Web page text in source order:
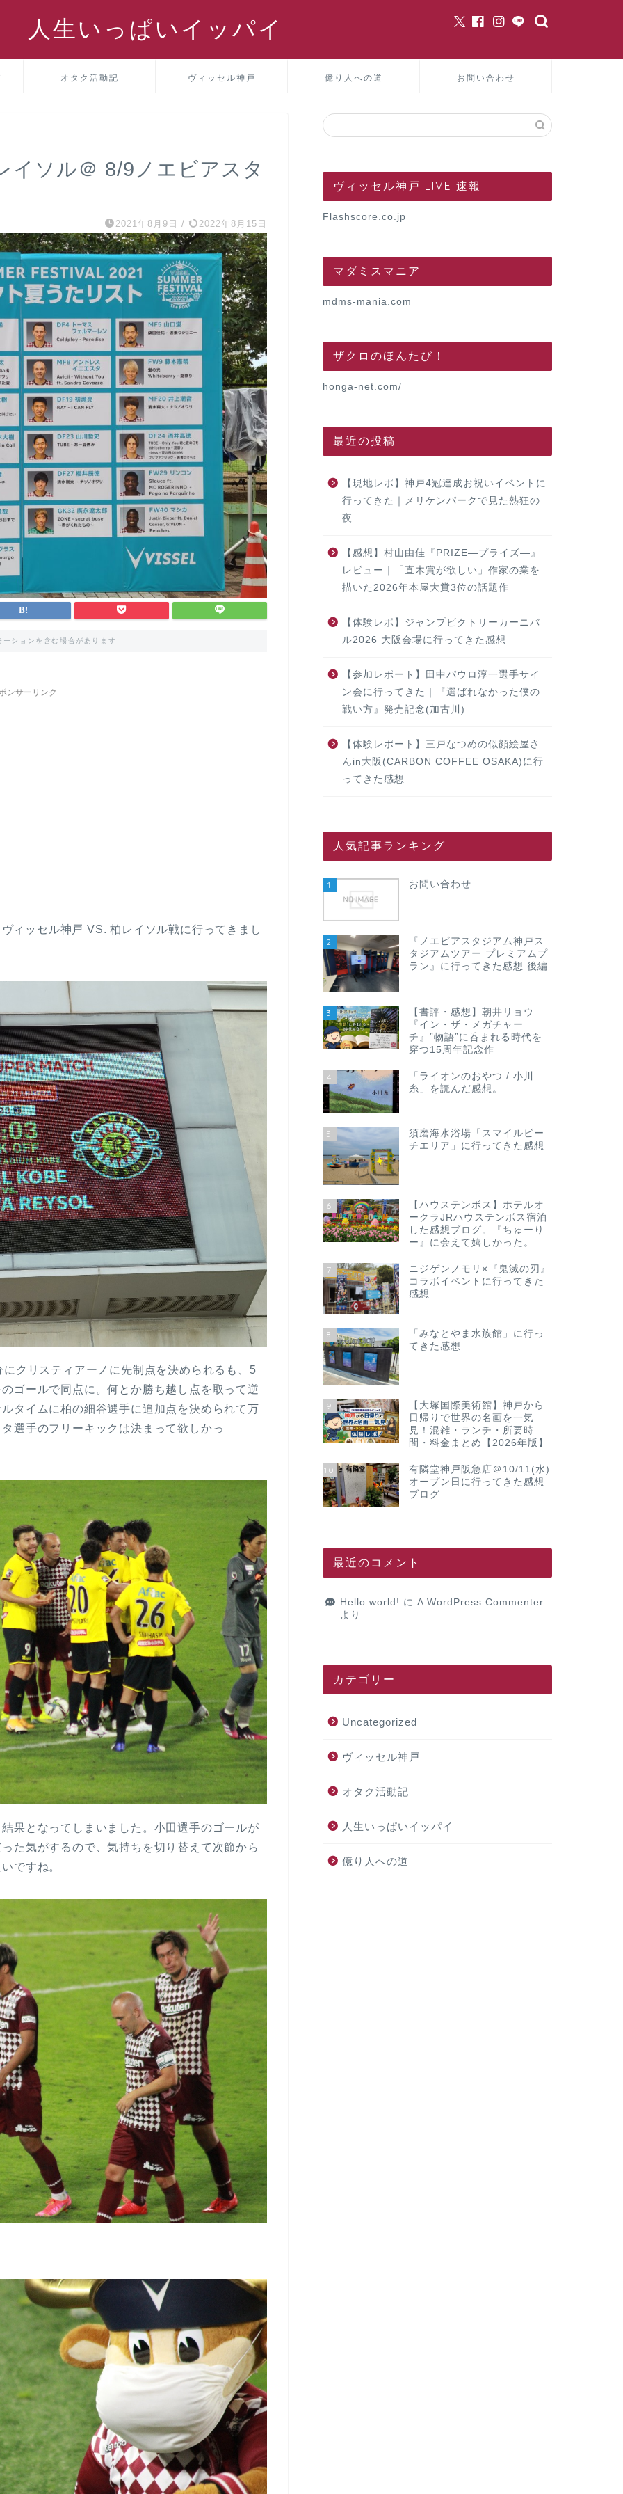
人生いっぱいイッパイ
オタク活動記 ヴィッセル神戸 億り人への道 お問い合わせ
イソル＠ 8/9ノエビアスタ
2021年8月9日 / 2022年8月15日
ーションを含む場合があります
ンサーリンク
ィッセル神戸 VS. 柏レイソル戦に行ってきまし
クリスティアーノに先制点を決められるも、5
ゴールで同点に。何とか勝ち越し点を取って逆
タイムに柏の細谷選手に追加点を決められて万
選手のフリーキックは決まって欲しかっ
果となってしまいました。小田選手のゴールが
た気がするので、気持ちを切り替えて次節から
ですね。
ヴィッセル神戸 LIVE 速報
Flashscore.co.jp
マダミスマニア
mdms-mania.com
ザクロのほんたび！
honga-net.com/
最近の投稿
【現地レポ】神戸4冠達成お祝いイベントに
行ってきた｜メリケンパークで見た熱狂の
夜
【感想】村山由佳『PRIZE―プライズ―』
レビュー｜「直木賞が欲しい」作家の業を
描いた2026年本屋大賞3位の話題作
【体験レポ】ジャンプビクトリーカーニバ
ル2026 大阪会場に行ってきた感想
【参加レポート】田中パウロ淳一選手サイ
ン会に行ってきた｜『選ばれなかった僕の
戦い方』発売記念(加古川)
【体験レポート】三戸なつめの似顔絵屋さ
んin大阪(CARBON COFFEE OSAKA)に行
ってきた感想
人気記事ランキング
1 お問い合わせ
2
『ノエビアスタジアム神戸ス
タジアムツアー プレミアムプ
ラン』に行ってきた感想 後編
3
【書評・感想】朝井リョウ
『イン・ザ・メガチャー
チ』”物語”に呑まれる時代を
穿つ15周年記念作
4
「ライオンのおやつ / 小川
糸」を読んだ感想。
5
須磨海水浴場「スマイルビー
チエリア」に行ってきた感想
6
【ハウステンボス】ホテルオ
ークラJRハウステンボス宿泊
した感想ブログ。『ちゅーり
ー』に会えて嬉しかった。
7
ニジゲンノモリ×『鬼滅の刃』
コラボイベントに行ってきた
感想
8
「みなとやま水族館」に行っ
てきた感想
9
【大塚国際美術館】神戸から
日帰りで世界の名画を一気
見！混雑・ランチ・所要時
間・料金まとめ【2026年版】
10
有隣堂神戸阪急店＠10/11(水)
オープン日に行ってきた感想
ブログ
最近のコメント
Hello world! に A WordPress Commenter
より
カテゴリー
Uncategorized
ヴィッセル神戸
オタク活動記
人生いっぱいイッパイ
億り人への道